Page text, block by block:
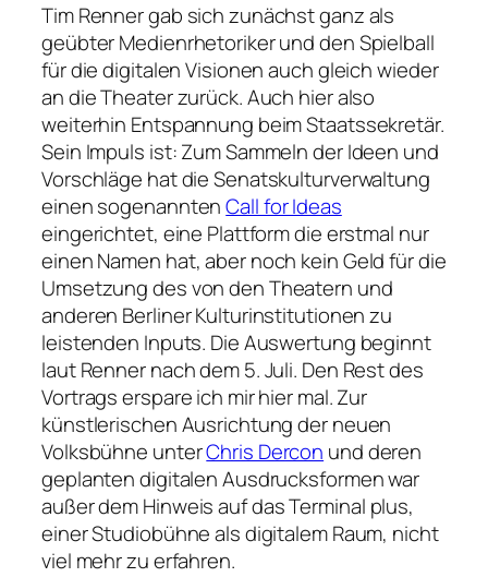
Tim Renner gab sich zunächst ganz als
geübter Medienrhetoriker und den Spielball
für die digitalen Visionen auch gleich wieder
an die Theater zurück. Auch hier also
weiterhin Entspannung beim Staatssekretär.
Sein Impuls ist: Zum Sammeln der Ideen und
Vorschläge hat die Senatskulturverwaltung
einen sogenanntenCall for Ideas
eingerichtet, eine Plattform die erstmal nur
einen Namen hat, aber noch kein Geld für die
Umsetzung des von den Theatern und
anderen Berliner Kulturinstitutionen zu
leistenden Inputs. Die Auswertung beginnt
laut Renner nach dem 5. Juli. Den Rest des
Vortrags erspare ich mir hier mal. Zur
künstlerischen Ausrichtung der neuen
Volksbühne unterChris Dercon und deren
geplanten digitalen Ausdrucksformen war
außer dem Hinweis auf dasTerminal plus,
einer Studiobühne als digitalem Raum, nicht
viel mehr zu erfahren.